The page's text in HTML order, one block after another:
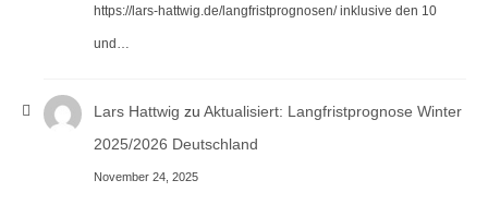
https://lars-hattwig.de/langfristprognosen/ inklusive den 10
und…
Lars Hattwig zu Aktualisiert: Langfristprognose Winter
2025/2026 Deutschland
November 24, 2025